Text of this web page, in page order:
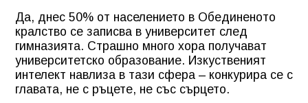
Да, днес 50% от населението в Обединеното
кралство се записва в университет след
гимназията. Страшно много хора получават
университетско образование. Изкуственият
интелект навлиза в тази сфера – конкурира се с
главата, не с ръцете, не със сърцето.